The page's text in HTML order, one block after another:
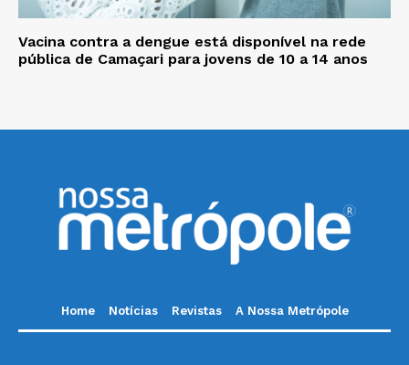
Vacina contra a dengue está disponível na rede
pública de Camaçari para jovens de 10 a 14 anos
Home Notícias Revistas A Nossa Metrópole